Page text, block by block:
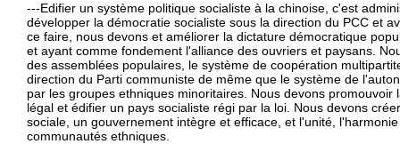
---Edifier un système politique socialiste à la chinoise, c'est
développer la démocratie socialiste sous la direction du PCC et
ce faire, nous devons et améliorer la dictature démocratique
et ayant comme fondement l'alliance des ouvriers et paysans.
des assemblées populaires, le système de coopération
direction du Parti communiste de même que le système de
par les groupes ethniques minoritaires. Nous devons
légal et édifier un pays socialiste régi par la loi. Nous devons
sociale, un gouvernement intègre et efficace, et l'unité,
communautés ethniques.